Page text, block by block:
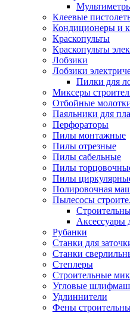
Клеевые
Кондиционеры и
Краскопульты
Краскопульты
Лобзики
Лобзики
Пилки для
Миксеры
Отбойные
Паяльники для
Перфораторы
Пилы монтажные
Пилы отрезные
Пилы сабельные
Пилы
Пилы
Полировочная
Пылесосы
Аксессуары
Рубанки
Станки для
Станки
Степлеры
Строительные
Угловые
Удлиннители
Фены